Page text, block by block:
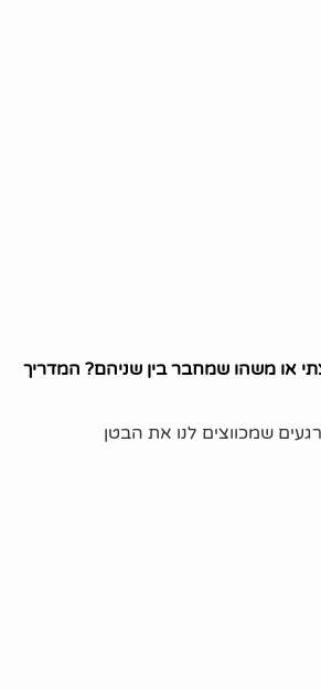
או משהו שמחבר בין שניהם? המדריך
שמכווצים לנו את הבטן